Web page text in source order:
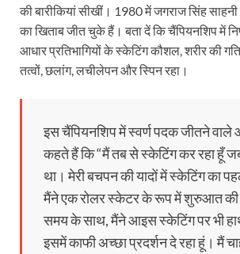
की बारीकियां सीखीं। 1980 में जगराज सिंह
का खिताब जीत चुके हैं। बता दें कि चैंपियनशिप में
आधार प्रतिभागियों के स्केटिंग कौशल, शरीर की
तत्वों, छलांग, लचीलेपन और स्पिन रहा।
इस चैंपियनशिप में स्वर्ण पदक जीतने वाले
कहते हैं कि “मैं तब से स्केटिंग कर रहा हूँ
था। मेरी बचपन की यादों में स्केटिंग का
मैंने एक रोलर स्केटर के रूप में शुरुआत की
समय के साथ, मैंने आइस स्केटिंग पर भी
इसमें काफी अच्छा प्रदर्शन दे रहा हूं। मैं